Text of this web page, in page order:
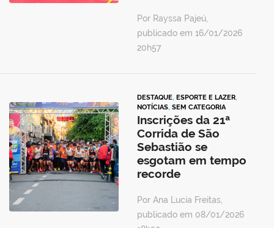
Por Rayssa Pajeú,
publicado em 16/01/2026
20h57
DESTAQUE, ESPORTE E LAZER,
NOTÍCIAS, SEM CATEGORIA
Inscrições da 21ª
Corrida de São
Sebastião se
esgotam em tempo
recorde
Por Ana Lucia Freitas,
publicado em 08/01/2026